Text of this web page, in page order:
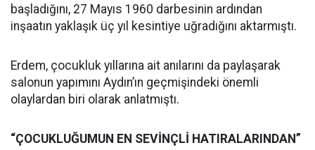
başladığını, 27 Mayıs 1960 darbesinin ardından
inşaatın yaklaşık üç yıl kesintiye uğradığını aktarmıştı.
Erdem, çocukluk yıllarına ait anılarını da paylaşarak
salonun yapımını Aydın’ın geçmişindeki önemli
olaylardan biri olarak anlatmıştı.
“ÇOCUKLUĞUMUN EN SEVİNÇLİ HATIRALARINDAN”